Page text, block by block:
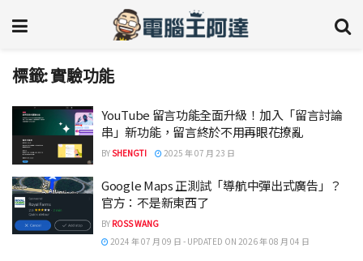
標籤:實驗功能
YouTube 留言功能全面升級！加入「留言討論
串」新功能，留言終於不用再眼花撩亂
BYSHENGTI 2025 年 07 月 23 日
Google Maps 正測試「導航中彈出式廣告」？
官方：不是新東西了
BY ROSS WANG
2024 年 07 月 09 日 - UPDATED ON 2026 年 08 月 04 日